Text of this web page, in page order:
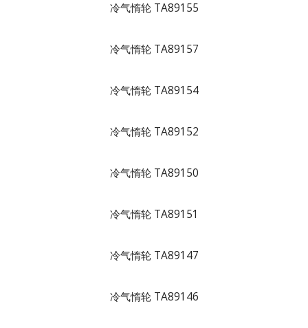
冷气惰轮 TA89155
冷气惰轮 TA89157
冷气惰轮 TA89154
冷气惰轮 TA89152
冷气惰轮 TA89150
冷气惰轮 TA89151
冷气惰轮 TA89147
冷气惰轮 TA89146